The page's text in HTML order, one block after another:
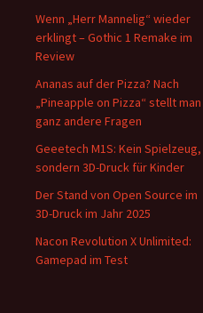
Wenn „Herr Mannelig“ wieder
erklingt – Gothic 1 Remake im
Review
Ananas auf der Pizza? Nach
„Pineapple on Pizza“ stellt man
ganz andere Fragen
Geeetech M1S: Kein Spielzeug,
sondern 3D-Druck für Kinder
Der Stand von Open Source im
3D-Druck im Jahr 2025
Nacon Revolution X Unlimited:
Gamepad im Test